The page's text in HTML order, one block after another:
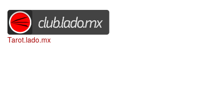
Tarot.lado.mx